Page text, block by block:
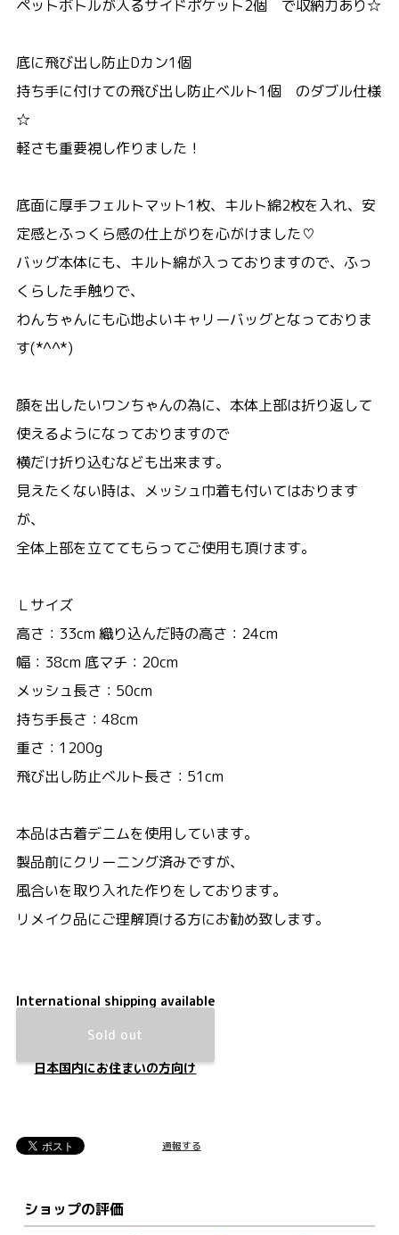
ペットボトルが入るサイドポケット2個 で収納力あり☆
底に飛び出し防止Dカン1個
持ち手に付けての飛び出し防止ベルト1個 のダブル仕様
☆
軽さも重要視し作りました！
底面に厚手フェルトマット1枚、キルト綿2枚を入れ、安
定感とふっくら感の仕上がりを心がけました♡
バッグ本体にも、キルト綿が入っておりますので、ふっ
くらした手触りで、
わんちゃんにも心地よいキャリーバッグとなっておりま
す(*^^*)
顔を出したいワンちゃんの為に、本体上部は折り返して
使えるようになっておりますので
横だけ折り込むなども出来ます。
見えたくない時は、メッシュ巾着も付いてはおります
が、
全体上部を立ててもらってご使用も頂けます。
Ｌサイズ
高さ：33cm 織り込んだ時の高さ：24cm
幅：38cm 底マチ：20cm
メッシュ長さ：50cm
持ち手長さ：48cm
重さ：1200g
飛び出し防止ベルト長さ：51cm
本品は古着デニムを使用しています。
製品前にクリーニング済みですが、
風合いを取り入れた作りをしております。
リメイク品にご理解頂ける方にお勧め致します。
International shipping available
Sold out
日本国内にお住まいの方向け
通報する
ショップの評価